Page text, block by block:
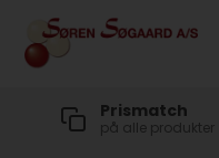
Prismatch
på alle produkter